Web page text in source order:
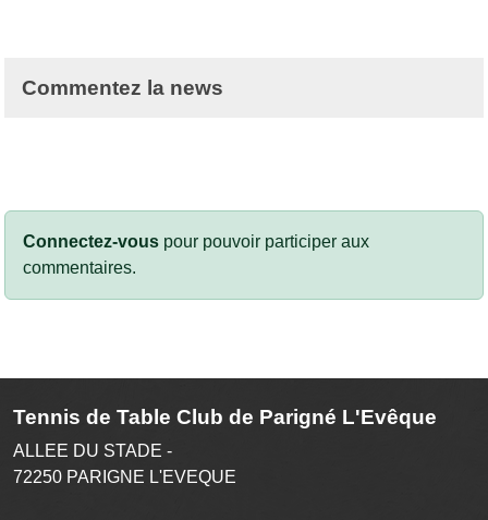
Commentez la news
Connectez-vous pour pouvoir participer aux
commentaires.
Tennis de Table Club de Parigné L'Evêque
ALLEE DU STADE -
72250 PARIGNE L'EVEQUE